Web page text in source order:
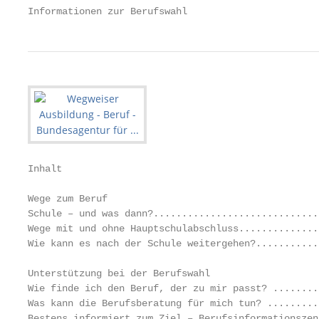
Informationen zur Berufswahl
Inhalt
Wege zum Beruf
Schule – und was
Wege mit und ohne
Wie kann es nach der Schule
Unterstützung bei der Berufswahl
Wie finde ich den Beruf, der zu mir
Was kann die Berufsberatung für